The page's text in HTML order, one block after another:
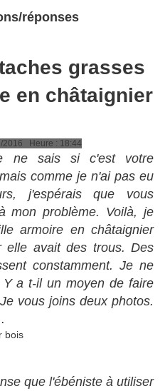
réponses
grasses
en châtaignier
2016 Heure : 18:44
ne sais si c'est votre
comme je n'ai pas eu
j'espérais que vous
mon problème. Voilà, je
armoire en châtaignier
elle avait des trous. Des
constamment. Je ne
a t-il un moyen de faire
vous joins deux photos.
que l'ébéniste à utiliser